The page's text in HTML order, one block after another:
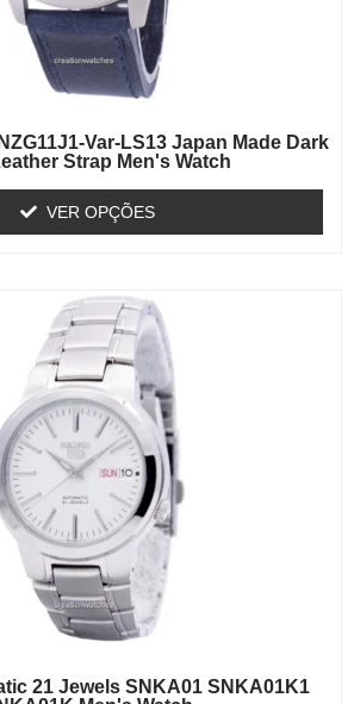
Var-LS13 Japan Made Dark
Strap Men's Watch
VER OPÇÕES
21 Jewels SNKA01 SNKA01K1